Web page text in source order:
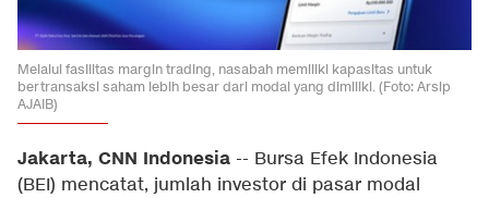
Melalui fasilitas margin trading, nasabah memiliki kapasitas untuk
bertransaksi saham lebih besar dari modal yang dimiliki. (Foto: Arsip
AJAIB)
Jakarta, CNN Indonesia -- Bursa Efek Indonesia
(BEI) mencatat, jumlah investor di pasar modal